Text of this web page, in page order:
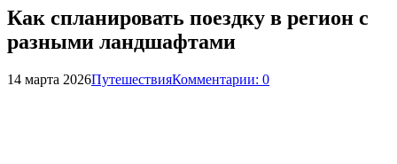
Как спланировать поездку в регион с
разными ландшафтами
14 марта 2026ПутешествияКомментарии: 0